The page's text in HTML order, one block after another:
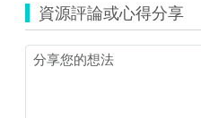
資源評論或心得分享